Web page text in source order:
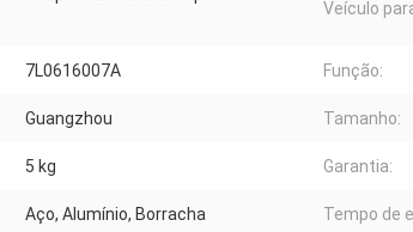
Veículo
7L0616007A Função:
Guangzhou Tamanho:
5 kg Garantia:
Aço, Alumínio, Borracha Tempo de